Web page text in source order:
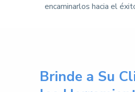
encaminarlos hacia el
Brinde a Su